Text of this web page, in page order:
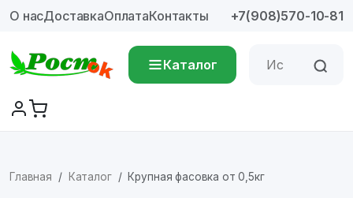
О насДоставкаОплатаКонтакты +7(908)570-10-81
Каталог
Главная Каталог Крупная фасовка от 0,5кг